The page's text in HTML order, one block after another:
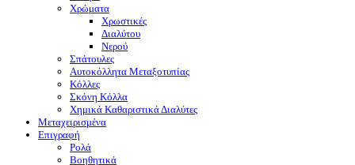
Χρώματα
Χρωστικές
Διαλύτου
Νερού
Σπάτουλες
Αυτοκόλλητα Μεταξοτυπίας
Κόλλες
Σκόνη Κόλλα
Χημικά Καθαριστικά Διαλύτες
Μεταχειρισμένα
Επιγραφή
Ρολά
Βοηθητικά